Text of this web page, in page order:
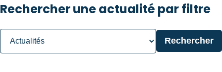
Rechercher une actualité par filtre